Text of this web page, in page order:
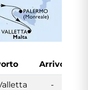
Arrivo
-